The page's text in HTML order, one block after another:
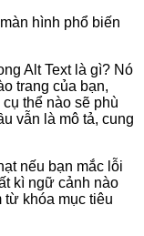
hình phổ biến
Alt Text là gì? Nó
trang của bạn,
thể nào sẽ phù
vẫn là mô tả, cung
nếu bạn mắc lỗi
kì ngữ cảnh nào
từ khóa mục tiêu